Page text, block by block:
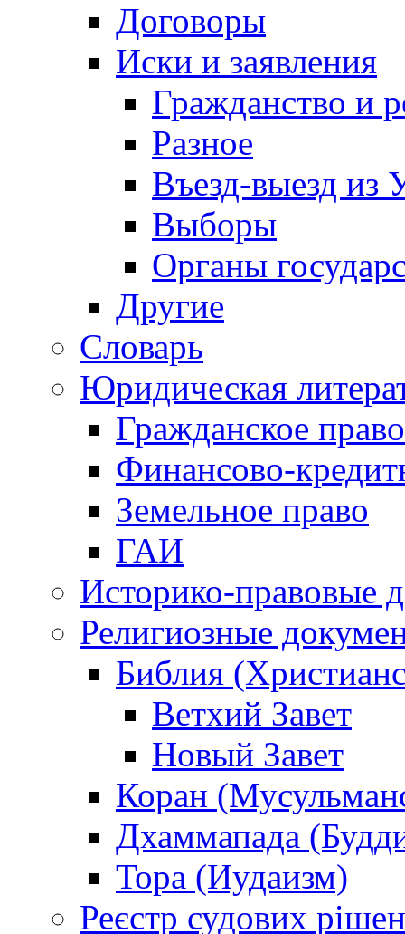
Договоры
Иски и заявления
Гражданство и
Разное
Въезд-выезд из
Выборы
Органы
Другие
Словарь
Юридическая
Гражданское право
Финансово-
Земельное право
ГАИ
Историко-правовые
Религиозные
Библия
Ветхий Завет
Новый Завет
Коран
Дхаммапада
Тора (Иудаизм)
Реєстр судових